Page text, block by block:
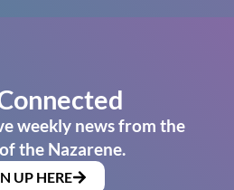
weekly news from the
the Nazarene.
UP HERE